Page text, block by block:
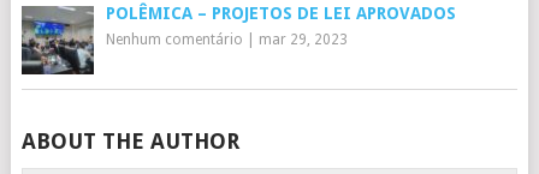
POLÊMICA – PROJETOS DE LEI APROVADOS
Nenhum comentário mar 29, 2023
ABOUT THE AUTHOR